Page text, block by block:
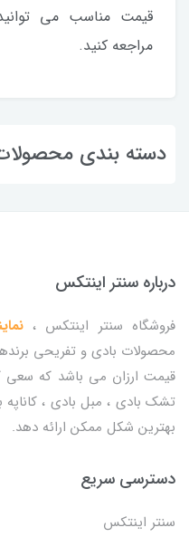
قیمت مناسب می
مراجعه کنید.
دسته بندی
درباره سنتر اینتکس
فروشگاه سنتر اینتکس ،
محصولات بادی و تفریحی
قیمت ارزان می باشد که سعی
تشک بادی ، مبل بادی ،
بهترین شکل ممکن ارائه دهد.
دسترسی سریع
سنتر اینتکس